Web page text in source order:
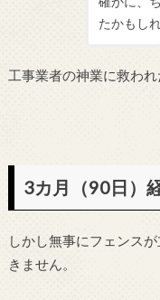
たかもし
工事業者の神業に救われ
3カ月（90日）
しかし無事にフェンス
きません。